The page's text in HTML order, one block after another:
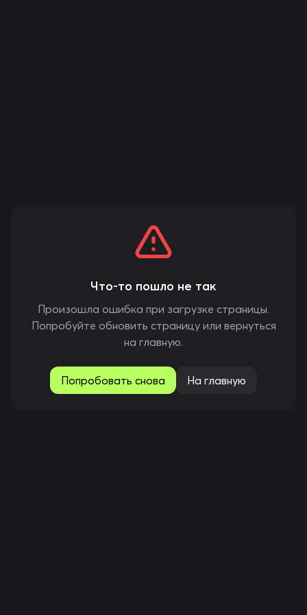
Что-то пошло не так
Произошла ошибка при загрузке страницы.
Попробуйте обновить страницу или вернуться
на главную.
Попробовать снова На главную